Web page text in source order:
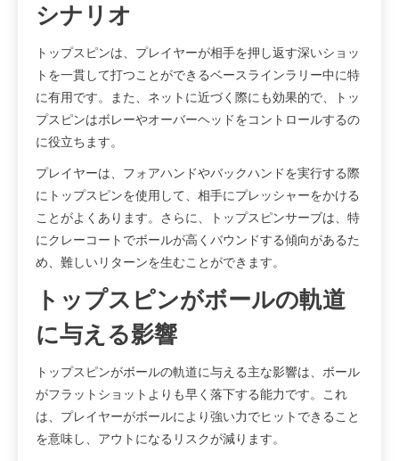
シナリオ
トップスピンは、プレイヤーが相手を押し返す深いショッ
トを一貫して打つことができるベースラインラリー中に特
に有用です。また、ネットに近づく際にも効果的で、トッ
プスピンはボレーやオーバーヘッドをコントロールするの
に役立ちます。
プレイヤーは、フォアハンドやバックハンドを実行する際
にトップスピンを使用して、相手にプレッシャーをかける
ことがよくあります。さらに、トップスピンサーブは、特
にクレーコートでボールが高くバウンドする傾向があるた
め、難しいリターンを生むことができます。
トップスピンがボールの軌道
に与える影響
トップスピンがボールの軌道に与える主な影響は、ボール
がフラットショットよりも早く落下する能力です。これ
は、プレイヤーがボールにより強い力でヒットできること
を意味し、アウトになるリスクが減ります。